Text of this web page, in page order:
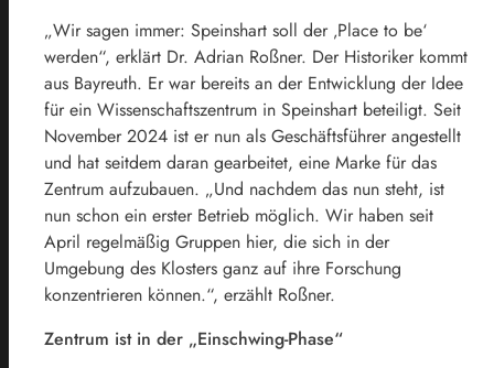
„Wir sagen immer: Speinshart soll der ‚Place to be‘
werden“, erklärt Dr. Adrian Roßner. Der Historiker kommt
aus Bayreuth. Er war bereits an der Entwicklung der Idee
für ein Wissenschaftszentrum in Speinshart beteiligt. Seit
November 2024 ist er nun als Geschäftsführer angestellt
und hat seitdem daran gearbeitet, eine Marke für das
Zentrum aufzubauen. „Und nachdem das nun steht, ist
nun schon ein erster Betrieb möglich. Wir haben seit
April regelmäßig Gruppen hier, die sich in der
Umgebung des Klosters ganz auf ihre Forschung
konzentrieren können.“, erzählt Roßner.
Zentrum ist in der „Einschwing-Phase“